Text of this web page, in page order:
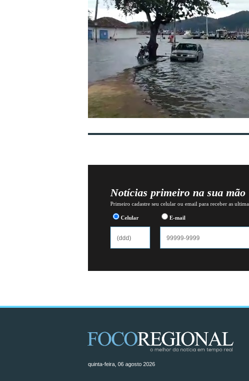
Notícias primeiro na sua mão
Primeiro cadastre seu celular ou email para receber as
Celular E-mail
quinta-feira, 06 agosto 2026